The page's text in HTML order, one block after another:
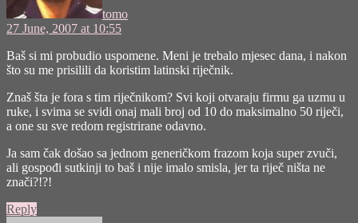
tomo
27 June, 2007 at 10:55
Baš si mi probudio uspomene. Meni je trebalo mjesec dana, i nakon
što su me prisilili da koristim latinski riječnik.
Znaš šta je fora s tim riječnikom? Svi koji otvaraju firmu ga uzmu u
ruke, i svima se svidi onaj mali broj od 10 do maksimalno 50 riječi,
a one su sve redom registrirane odavno.
Ja sam čak došao sa jednom generičkom frazom koja super zvuči,
ali gospođi sutkinji to baš i nije imalo smisla, jer ta riječ ništa ne
znači?!?!
Reply